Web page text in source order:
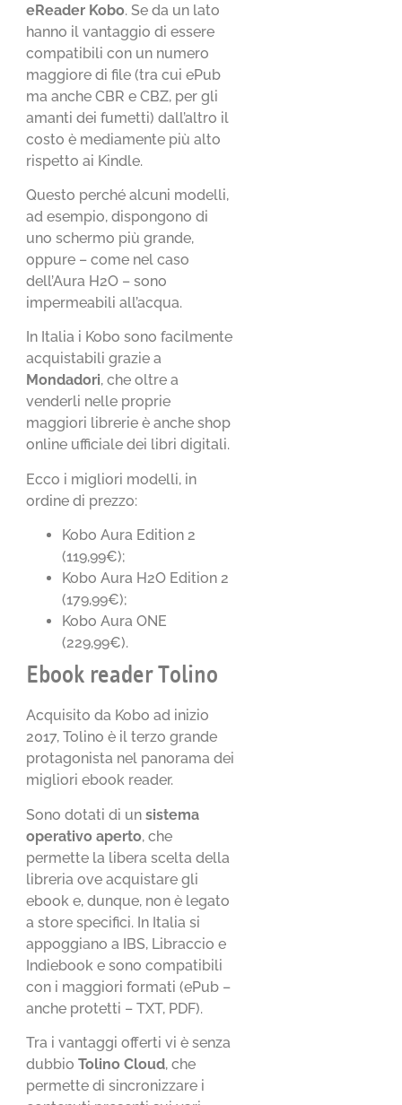
eReader Kobo. Se da un lato
hanno il vantaggio di essere
compatibili con un numero
maggiore di file (tra cui ePub
ma anche CBR e CBZ, per gli
amanti dei fumetti) dall’altro il
costo è mediamente più alto
rispetto ai Kindle.
Questo perché alcuni modelli,
ad esempio, dispongono di
uno schermo più grande,
oppure – come nel caso
dell’Aura H2O – sono
impermeabili all’acqua.
In Italia i Kobo sono facilmente
acquistabili grazie a
Mondadori, che oltre a
venderli nelle proprie
maggiori librerie è anche shop
online ufficiale dei libri digitali.
Ecco i migliori modelli, in
ordine di prezzo:
Kobo Aura Edition 2
(119,99€);
Kobo Aura H2O Edition 2
(179,99€);
Kobo Aura ONE
(229,99€).
Ebook reader Tolino
Acquisito da Kobo ad inizio
2017, Tolino è il terzo grande
protagonista nel panorama dei
migliori ebook reader.
Sono dotati di unsistema
operativo aperto, che
permette la libera scelta della
libreria ove acquistare gli
ebook e, dunque, non è legato
a store specifici. In Italia si
appoggiano a IBS, Libraccio e
Indiebook e sono compatibili
con i maggiori formati (ePub –
anche protetti – TXT, PDF).
Tra i vantaggi offerti vi è senza
dubbioTolino Cloud, che
permette di sincronizzare i